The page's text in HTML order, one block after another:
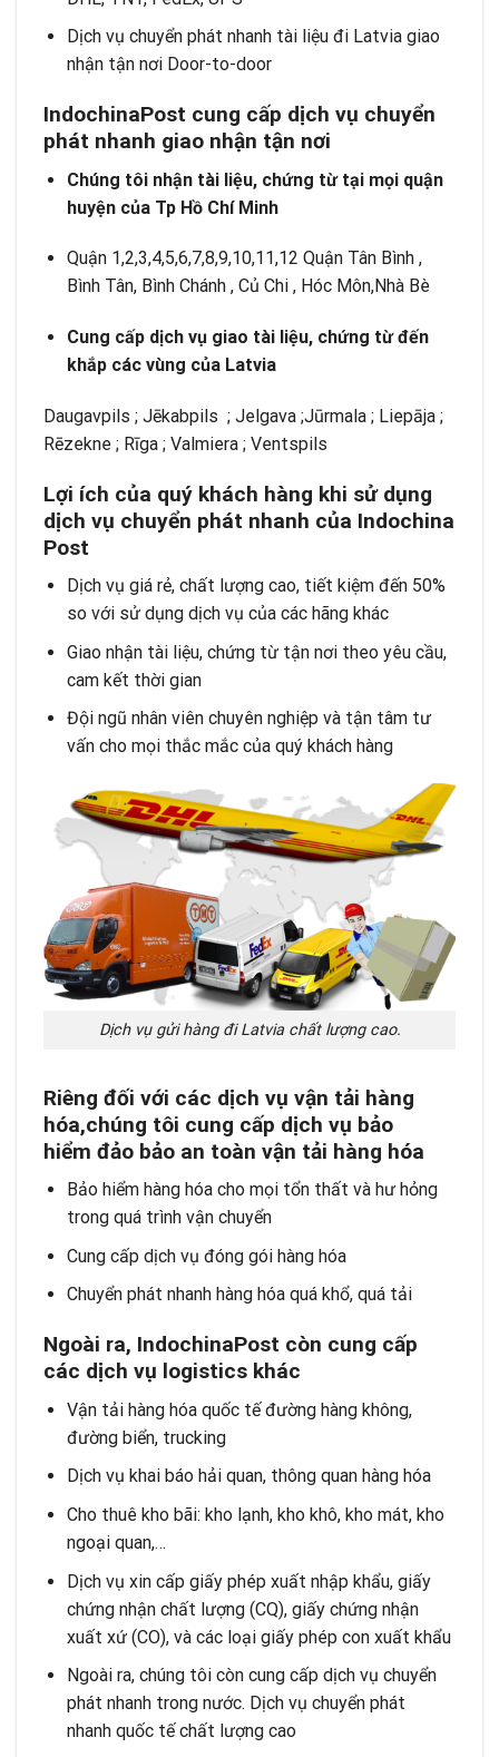
Dịch vụ chuyển phát nhanh tài liệu đi Latvia giao
nhận tận nơi Door-to-door
IndochinaPost cung cấp dịch vụ chuyển
phát nhanh giao nhận tận nơi
Chúng tôi nhận tài liệu, chứng từ tại mọi quận
huyện của Tp Hồ Chí Minh
Quận 1,2,3,4,5,6,7,8,9,10,11,12 Quận Tân Bình ,
Bình Tân, Bình Chánh , Củ Chi , Hóc Môn,Nhà Bè
Cung cấp dịch vụ giao tài liệu, chứng từ đến
khắp các vùng của Latvia
Daugavpils ; Jēkabpils ; Jelgava ;Jūrmala ; Liepāja ;
Rēzekne ; Rīga ; Valmiera ; Ventspils
Lợi ích của quý khách hàng khi sử dụng
dịch vụ chuyển phát nhanh của Indochina
Post
Dịch vụ giá rẻ, chất lượng cao, tiết kiệm đến 50%
so với sử dụng dịch vụ của các hãng khác
Giao nhận tài liệu, chứng từ tận nơi theo yêu cầu,
cam kết thời gian
Đội ngũ nhân viên chuyên nghiệp và tận tâm tư
vấn cho mọi thắc mắc của quý khách hàng
Dịch vụ gửi hàng đi Latvia chất lượng cao.
Riêng đối với các dịch vụ vận tải hàng
hóa,chúng tôi cung cấp dịch vụ bảo
hiểm đảo bảo an toàn vận tải hàng hóa
Bảo hiểm hàng hóa cho mọi tổn thất và hư hỏng
trong quá trình vận chuyển
Cung cấp dịch vụ đóng gói hàng hóa
Chuyển phát nhanh hàng hóa quá khổ, quá tải
Ngoài ra, IndochinaPost còn cung cấp
các dịch vụ logistics khác
Vận tải hàng hóa quốc tếđường hàng không,
đường biển, trucking
Dịch vụ khai báo hải quan, thông quan hàng hóa
Cho thuê kho bãi: kho lạnh, kho khô, kho mát, kho
ngoại quan,…
Dịch vụ xin cấp giấy phép xuất nhập khẩu, giấy
chứng nhận chất lượng (CQ), giấy chứng nhận
xuất xứ (CO), và các loại giấy phép con xuất khẩu
Ngoài ra, chúng tôi còn cung cấp dịch vụ chuyển
phát nhanh trong nước. Dịch vụ chuyển phát
nhanh quốc tếchất lượng cao